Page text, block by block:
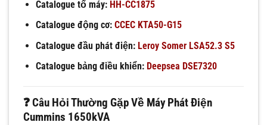
Catalogue tổ máy: HH-CC1875
Catalogue động cơ: CCEC KTA50-G15
Catalogue đầu phát điện: Leroy Somer LSA52.3 S5
Catalogue bảng điều khiển: Deepsea DSE7320
❓ Câu Hỏi Thường Gặp Về Máy Phát Điện
Cummins 1650kVA